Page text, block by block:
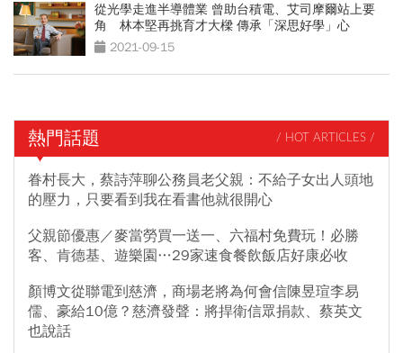
從光學走進半導體業 曾助台積電、艾司摩爾站上要
角 林本堅再挑育才大樑 傳承「深思好學」心
2021-09-15
熱門話題 / HOT ARTICLES /
眷村長大，蔡詩萍聊公務員老父親：不給子女出人頭地
的壓力，只要看到我在看書他就很開心
父親節優惠／麥當勞買一送一、六福村免費玩！必勝
客、肯德基、遊樂園…29家速食餐飲飯店好康必收
顏博文從聯電到慈濟，商場老將為何會信陳昱瑄李易
儒、豪給10億？慈濟發聲：將捍衛信眾捐款、蔡英文
也說話